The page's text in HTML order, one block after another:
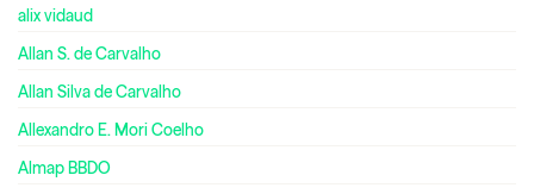
alix vidaud
Allan S. de Carvalho
Allan Silva de Carvalho
Allexandro E. Mori Coelho
Almap BBDO